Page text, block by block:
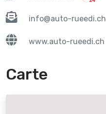
info@auto-rueedi.ch
www.auto-rueedi.ch
Carte